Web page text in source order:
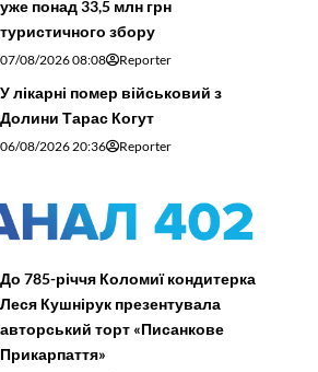
уже понад 33,5 млн грн
туристичного збору
07/08/2026 08:08 Reporter
У лікарні помер військовий з
Долини Тарас Когут
06/08/2026 20:36 Reporter
До 785-річчя Коломиї кондитерка
Леся Кушнірук презентувала
авторський торт «Писанкове
Прикарпаття»